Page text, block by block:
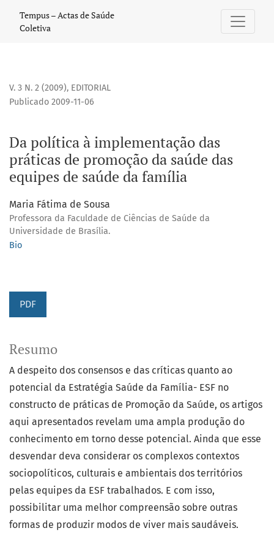
Da política à implementação das práticas de promoção
Tempus – Actas de Saúde
Coletiva
V. 3 N. 2 (2009), EDITORIAL
Da política à implementação das
práticas de promoção da saúde das
equipes de saúde da família
Publicado 2009-11-06
Maria Fátima de Sousa
Professora da Faculdade de Ciências de Saúde da
Universidade de Brasília.
Bio
PDF
Resumo
A despeito dos consensos e das críticas quanto ao
potencial da Estratégia Saúde da Família- ESF no
constructo de práticas de Promoção da Saúde, os artigos
aqui apresentados revelam uma ampla produção do
conhecimento em torno desse potencial. Ainda que esse
desvendar deva considerar os complexos contextos
sociopolíticos, culturais e ambientais dos territórios
pelas equipes da ESF trabalhados. E com isso,
possibilitar uma melhor compreensão sobre outras
formas de produzir modos de viver mais saudáveis.